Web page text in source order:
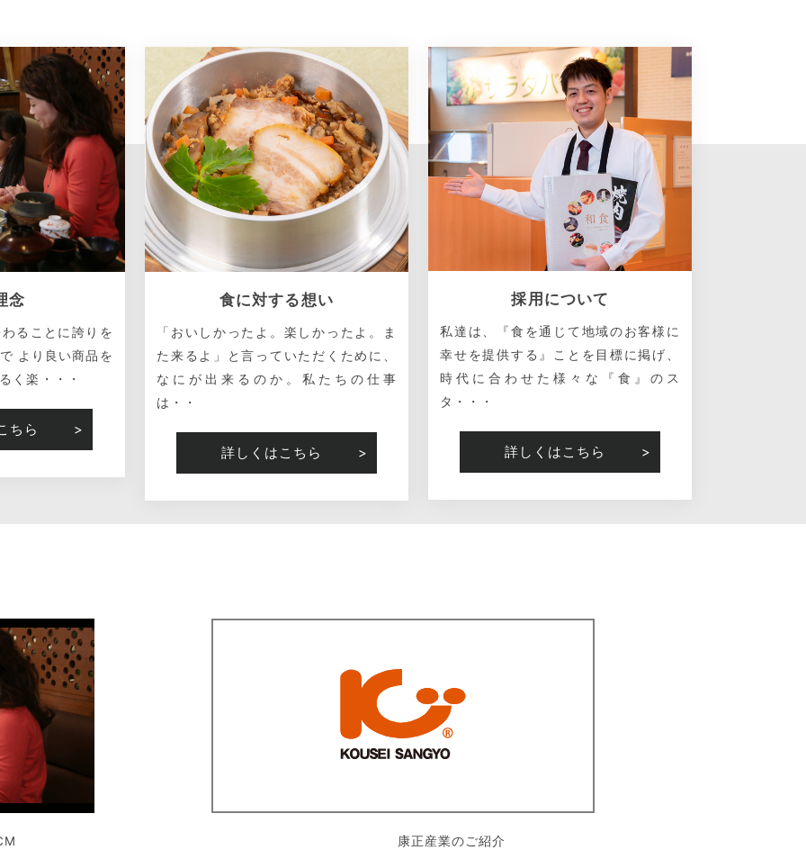
念
ることに誇りを
より良い商品を
く楽・・・
ちら
食に対する想い
「おいしかったよ。楽しかったよ。ま
た来るよ」と言っていただくために、
なにが出来るのか。私たちの仕事
は・・
詳しくはこちら
採用について
私達は、『食を通じて地域のお客様に
幸せを提供する』ことを目標に掲げ、
時代に合わせた様々な『食』のス
タ・・・
詳しくはこちら
康正産業のご紹介